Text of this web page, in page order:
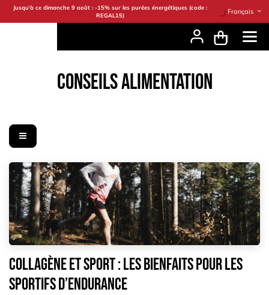
Se rendre au contenu
Jusqu'à ce dimanche 9 août : -15% sur les purées énergétiques (code :
REGAL15)
Français
CONSEILS ALIMENTATION
Collagène et sport : les bienfaits pour les
sportifs d’endurance